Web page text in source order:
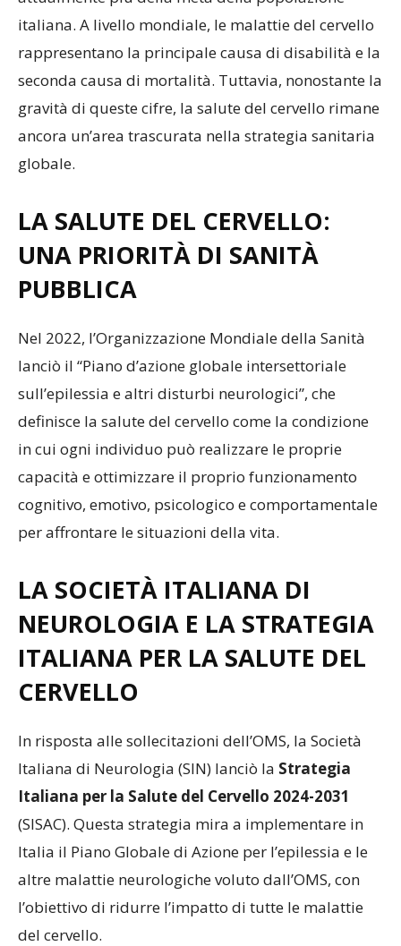
italiana. A livello mondiale, le malattie del cervello
rappresentano la principale causa di disabilità e la
seconda causa di mortalità. Tuttavia, nonostante la
gravità di queste cifre, la salute del cervello rimane
ancora un’area trascurata nella strategia sanitaria
globale.
LA SALUTE DEL CERVELLO:
UNA PRIORITÀ DI SANITÀ
PUBBLICA
Nel 2022, l’Organizzazione Mondiale della Sanità
lanciò il “Piano d’azione globale intersettoriale
sull’epilessia e altri disturbi neurologici”, che
definisce la salute del cervello come la condizione
in cui ogni individuo può realizzare le proprie
capacità e ottimizzare il proprio funzionamento
cognitivo, emotivo, psicologico e comportamentale
per affrontare le situazioni della vita.
LA SOCIETÀ ITALIANA DI
NEUROLOGIA E LA STRATEGIA
ITALIANA PER LA SALUTE DEL
CERVELLO
In risposta alle sollecitazioni dell’OMS, la Società
Italiana di Neurologia (SIN) lanciò la Strategia
Italiana per la Salute del Cervello 2024-2031
(SISAC). Questa strategia mira a implementare in
Italia il Piano Globale di Azione per l’epilessia e le
altre malattie neurologiche voluto dall’OMS, con
l’obiettivo di ridurre l’impatto di tutte le malattie
del cervello.